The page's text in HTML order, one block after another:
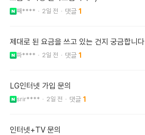
째**** 2일 전 1
제대로 된 요금을 쓰고 있는 건지 궁금합니다
파**** 2일 전 1
LG인터넷 가입 문의
srir**** 2일 전 1
인터넷+TV 문의